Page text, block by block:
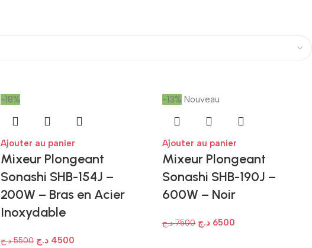
-18%
Ajouter au panier
Mixeur Plongeant
Sonashi SHB-154J –
200W – Bras en Acier
Inoxydable
5500 د.ج 4500 د.ج
-13% Nouveau
Ajouter au panier
Mixeur Plongeant
Sonashi SHB-190J –
600W – Noir
7500 د.ج 6500 د.ج